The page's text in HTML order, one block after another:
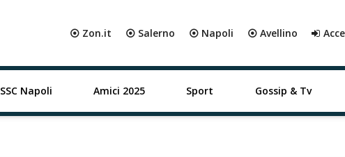
⦿ Zon.it ⦿ Salerno ⦿ Napoli ⦿ Avellino
SSC Napoli Amici 2025 Sport Gossip & Tv